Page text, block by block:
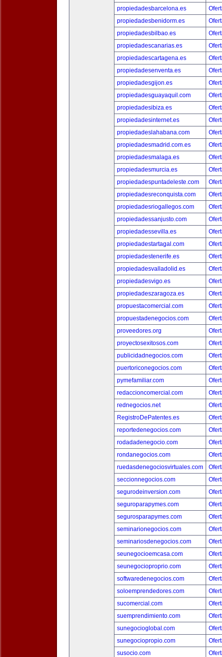
propiedadesbarcelona.es
propiedadesbenidorm.es
propiedadesbilbao.es
propiedadescanarias.es
propiedadescartagena.es
propiedadesenventa.es
propiedadesgijon.es
propiedadesguayaquil.com
propiedadesibiza.es
propiedadesinternet.es
propiedadeslahabana.com
propiedadesmadrid.com.es
propiedadesmalaga.es
propiedadesmurcia.es
propiedadespuntadeleste.com
propiedadesreconquista.com
propiedadesriogallegos.com
propiedadessanjusto.com
propiedadessevilla.es
propiedadestartagal.com
propiedadestenerife.es
propiedadesvalladolid.es
propiedadesvigo.es
propiedadeszaragoza.es
propuestacomercial.com
propuestadenegocios.com
proveedores.org
proyectosexitosos.com
publicidadnegocios.com
puertoriconegocios.com
pymefamiliar.com
redaccioncomercial.com
rednegocios.net
RegistroDePatentes.es
reportedenegocios.com
rodadadenegocio.com
rondanegocios.com
ruedasdenegociosvirtuales.com
seccionnegocios.com
segurodeinversion.com
seguroparapymes.com
segurosparapymes.com
seminarionegocios.com
seminariosdenegocios.com
seunegocioemcasa.com
seunegocioproprio.com
softwaredenegocios.com
soloemprendedores.com
sucomercial.com
suemprendimiento.com
sunegocioglobal.com
sunegociopropio.com
susocio.com